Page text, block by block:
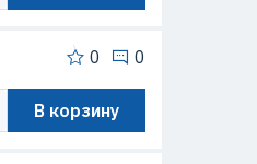
0 0
В корзину